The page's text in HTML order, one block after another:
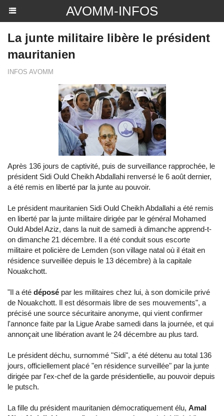
AVOMM-INFOS
La junte militaire libère le président
mauritanien
INFOS AVOMM
Après 136 jours de captivité, puis de surveillance rapprochée, le
président Sidi Ould Cheikh Abdallahi renversé le 6 août dernier,
a été remis en liberté par la junte au pouvoir.
Le président mauritanien Sidi Ould Cheikh Abdallahi a été remis
en liberté par la junte militaire dirigée par le général Mohamed
Ould Abdel Aziz, dans la nuit de samedi à dimanche apprend-t-
on dimanche 21 décembre. Il a été conduit sous escorte
militaire et policière de Lemden (son village natal où il était en
résidence surveillée depuis le 13 décembre) à la capitale
Nouakchott.
"Il a été déposé par les militaires chez lui, à son domicile privé
de Nouakchott. Il est désormais libre de ses mouvements", a
précisé une source sécuritaire anonyme, qui vient confirmer
l'annonce faite par la Ligue Arabe samedi dans la journée, et qui
annonçait une libération avant le 24 décembre au plus tard.
Le président déchu, surnommé "Sidi", a été détenu au total 136
jours, officiellement placé "en résidence surveillée" par la junte
dirigée par l'ex-chef de la garde présidentielle, au pouvoir depuis
le putsch.
La fille du président mauritanien démocratiquement élu, Amal